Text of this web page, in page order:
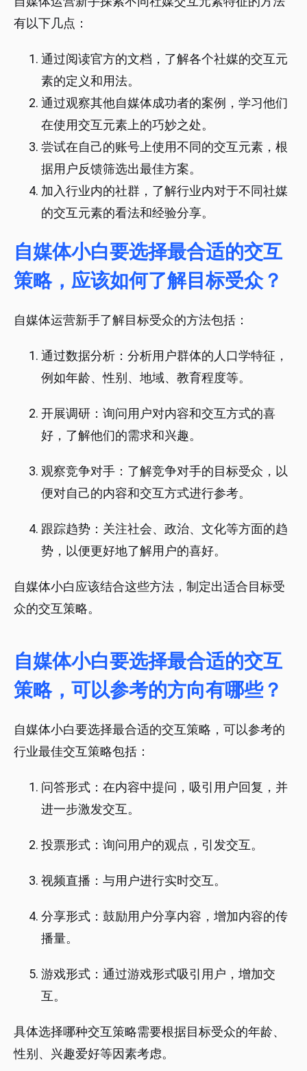
有以下几点：
通过阅读官方的文档，了解各个社媒的交互元
素的定义和用法。
通过观察其他自媒体成功者的案例，学习他们
在使用交互元素上的巧妙之处。
尝试在自己的账号上使用不同的交互元素，根
据用户反馈筛选出最佳方案。
加入行业内的社群，了解行业内对于不同社媒
的交互元素的看法和经验分享。
自媒体小白要选择最合适的交互
策略，应该如何了解目标受众？
自媒体运营新手了解目标受众的方法包括：
通过数据分析：分析用户群体的人口学特征，
例如年龄、性别、地域、教育程度等。
开展调研：询问用户对内容和交互方式的喜
好，了解他们的需求和兴趣。
观察竞争对手：了解竞争对手的目标受众，以
便对自己的内容和交互方式进行参考。
跟踪趋势：关注社会、政治、文化等方面的趋
势，以便更好地了解用户的喜好。
自媒体小白应该结合这些方法，制定出适合目标受
众的交互策略。
自媒体小白要选择最合适的交互
策略，可以参考的方向有哪些？
自媒体小白要选择最合适的交互策略，可以参考的
行业最佳交互策略包括：
问答形式：在内容中提问，吸引用户回复，并
进一步激发交互。
投票形式：询问用户的观点，引发交互。
视频直播：与用户进行实时交互。
分享形式：鼓励用户分享内容，增加内容的传
播量。
游戏形式：通过游戏形式吸引用户，增加交
互。
具体选择哪种交互策略需要根据目标受众的年龄、
性别、兴趣爱好等因素考虑。